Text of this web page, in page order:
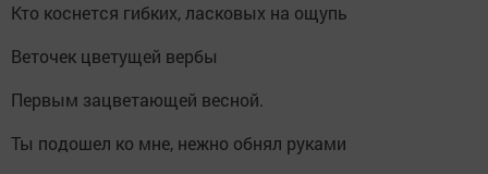
Кто коснется гибких, ласковых на ощупь
Веточек цветущей вербы
Первым зацветающей весной.
Ты подошел ко мне, нежно обнял руками